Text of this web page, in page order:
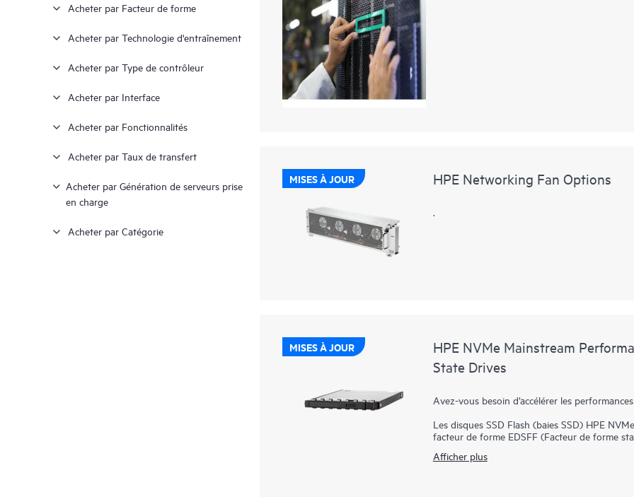
Acheter par Facteur de forme
Acheter par Technologie d'entraînement
Acheter par Type de contrôleur
Acheter par Interface
Acheter par Fonctionnalités
Acheter par Taux de transfert
Acheter par Génération de serveurs prise
en charge
Acheter par Catégorie
MISES À JOUR HPE Networking Fan Options
.
MISES À JOUR
HPE NVMe Mainstream
State Drives
Avez-vous besoin d’accélérer les
Les disques SSD Flash (baies SSD) HPE
facteur de forme EDSFF (Facteur de forme
faible latence et à endurance élevée à un prix
Afficher plus